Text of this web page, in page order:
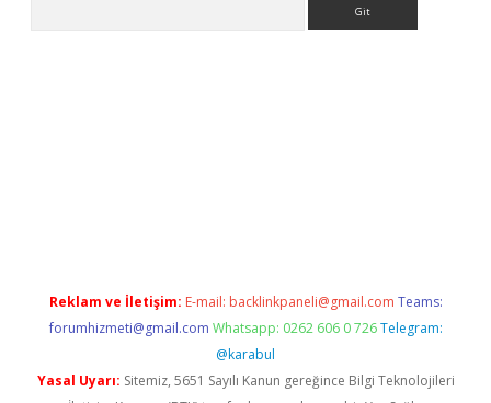
Reklam ve İletişim: E-mail: backlinkpaneli@gmail.com Teams:
forumhizmeti@gmail.com Whatsapp: 0262 606 0 726 Telegram:
@karabul
Yasal Uyarı: Sitemiz, 5651 Sayılı Kanun gereğince Bilgi Teknolojileri